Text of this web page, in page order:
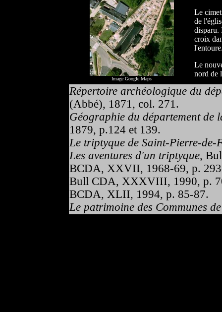
Image Google Maps
Le
de
disparu.
croix
Le
nord de
Répertoire archéologique du
(Abbé), 1871, col. 271.
Géographie du département de
1879, p.124 et 139.
Le triptyque de Saint-Pierre-
Les aventures d'un triptyque,
BCDA, XXVII, 1968-69, p.
Bull CDA, XXXVIII, 1990, p.
BCDA, XLII, 1994, p. 85-87.
Le patrimoine des Communes